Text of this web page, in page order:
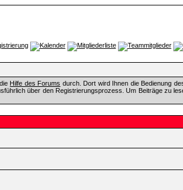
Hilfe des Forums durch. Dort wird Ihnen die Bedienung
über den Registrierungsprozess. Um Beiträge zu